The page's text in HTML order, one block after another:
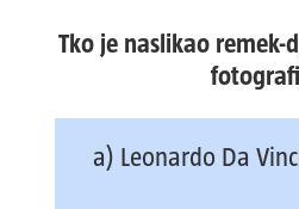
Tko je naslikao remek-
a) Leonardo Da